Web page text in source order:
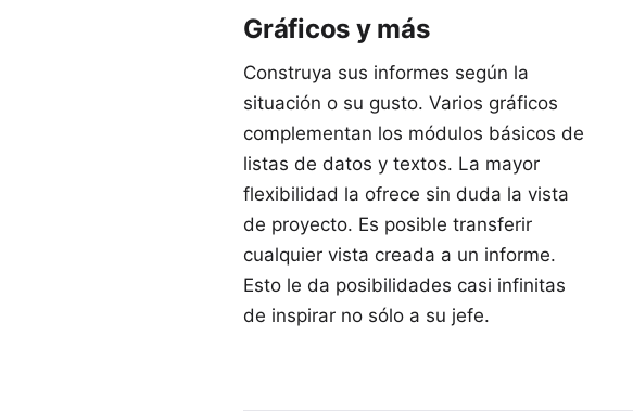
Gráficos y más
Construya sus informes según la
situación o su gusto. Varios gráficos
complementan los módulos básicos de
listas de datos y textos. La mayor
flexibilidad la ofrece sin duda la vista
de proyecto. Es posible transferir
cualquier vista creada a un informe.
Esto le da posibilidades casi infinitas
de inspirar no sólo a su jefe.